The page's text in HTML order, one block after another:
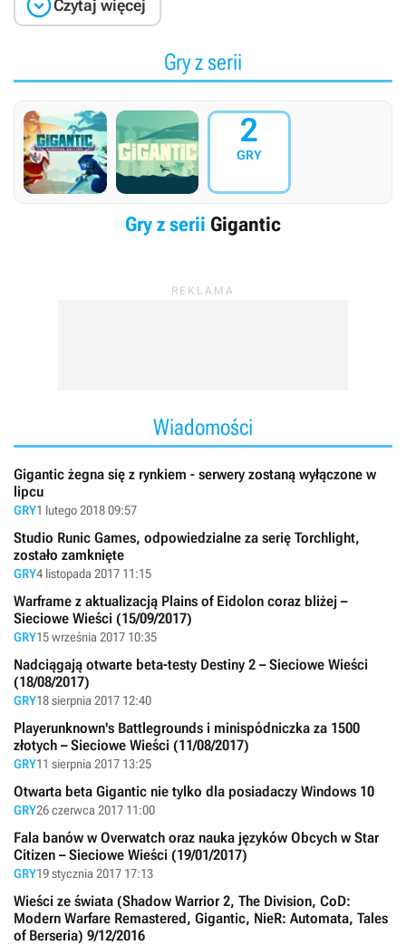
Czytaj więcej
Gry z serii
2
GRY
Gry z serii Gigantic
Wiadomości
Gigantic żegna się z rynkiem - serwery zostaną wyłączone w
lipcu
GRY1 lutego 2018 09:57
Studio Runic Games, odpowiedzialne za serię Torchlight,
zostało zamknięte
GRY4 listopada 2017 11:15
Warframe z aktualizacją Plains of Eidolon coraz bliżej –
Sieciowe Wieści (15/09/2017)
GRY15 września 2017 10:35
Nadciągają otwarte beta-testy Destiny 2 – Sieciowe Wieści
(18/08/2017)
GRY18 sierpnia 2017 12:40
Playerunknown's Battlegrounds i minispódniczka za 1500
złotych – Sieciowe Wieści (11/08/2017)
GRY11 sierpnia 2017 13:25
Otwarta beta Gigantic nie tylko dla posiadaczy Windows 10
GRY26 czerwca 2017 11:00
Fala banów w Overwatch oraz nauka języków Obcych w Star
Citizen – Sieciowe Wieści (19/01/2017)
GRY19 stycznia 2017 17:13
Wieści ze świata (Shadow Warrior 2, The Division, CoD:
Modern Warfare Remastered, Gigantic, NieR: Automata, Tales
of Berseria) 9/12/2016